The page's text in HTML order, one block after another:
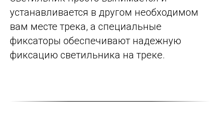
устанавливается в другом необходимом
вам месте трека, а специальные
фиксаторы обеспечивают надежную
фиксацию светильника на треке.